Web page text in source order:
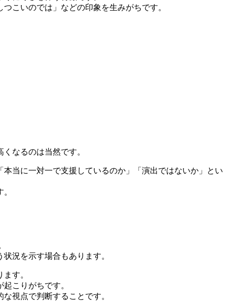
こいのでは」などの印象を生みがちです。
なるのは当然です。
当に一対一で支援しているのか」「演出ではないか」とい
況を示す場合もあります。
す。
こりがちです。
視点で判断することです。